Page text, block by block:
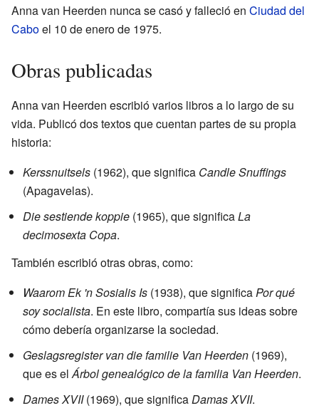
Anna van Heerden nunca se casó y falleció en Ciudad del
Caboel 10 de enero de 1975.
Obras publicadas
Anna van Heerden escribió varios libros a lo largo de su
vida. Publicó dos textos que cuentan partes de su propia
historia:
Kerssnuitsels (1962), que significa Candle Snuffings
(Apagavelas).
Die sestiende koppie (1965), que significaLa
decimosexta Copa.
También escribió otras obras, como:
Waarom Ek 'n Sosialis Is (1938), que significaPor qué
soy socialista. En este libro, compartía sus ideas sobre
cómo debería organizarse la sociedad.
Geslagsregister van die familie Van Heerden (1969),
que es elÁrbol genealógico de la familia Van Heerden.
Dames XVII(1969), que significaDamas XVII.